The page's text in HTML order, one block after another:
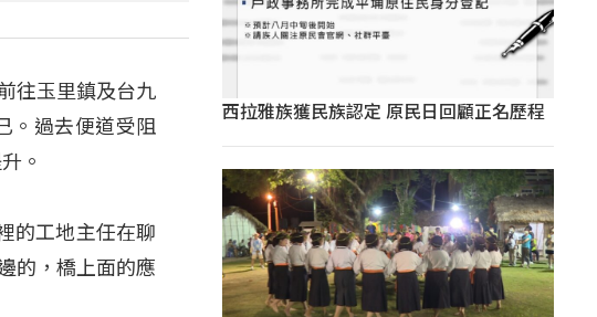
往玉里鎮及台九
。過去便道受阻
。
的工地主任在聊
的，橋上面的應
西拉雅族獲民族認定 原民日回顧正名歷程